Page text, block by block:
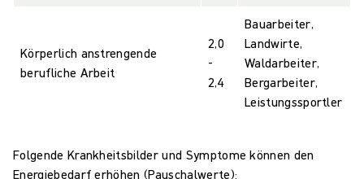
Körperlich anstrengende
berufliche Arbeit
2,0
-
2,4
Bauarbeiter,
Landwirte,
Waldarbeiter,
Bergarbeiter,
Leistungssportler
Folgende Krankheitsbilder und Symptome können den
Energiebedarf erhöhen (Pauschalwerte):